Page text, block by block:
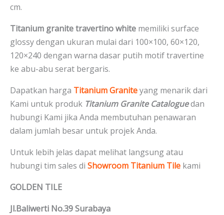
cm.
Titanium granite travertino white memiliki surface
glossy dengan ukuran mulai dari 100×100, 60×120,
120×240 dengan warna dasar putih motif travertine
ke abu-abu serat bergaris.
Dapatkan harga Titanium Graniteyang menarik dari
Kami untuk produk Titanium Granite Cataloguedan
hubungi Kami jika Anda membutuhan penawaran
dalam jumlah besar untuk projek Anda.
Untuk lebih jelas dapat melihat langsung atau
hubungi tim sales di Showroom Titanium Tile kami
GOLDEN TILE
Jl.Baliwerti No.39 Surabaya